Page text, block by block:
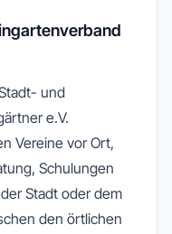
und
e.V.
Vereine vor Ort,
Schulungen
Stadt oder dem
den örtlichen